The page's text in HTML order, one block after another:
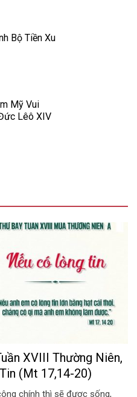
Bộ Tiền Xu
Mỹ Vui
Lêô XIV
XVIII Thường Niên,
(Mt 17,14-20)
chính thì sẽ được sống,